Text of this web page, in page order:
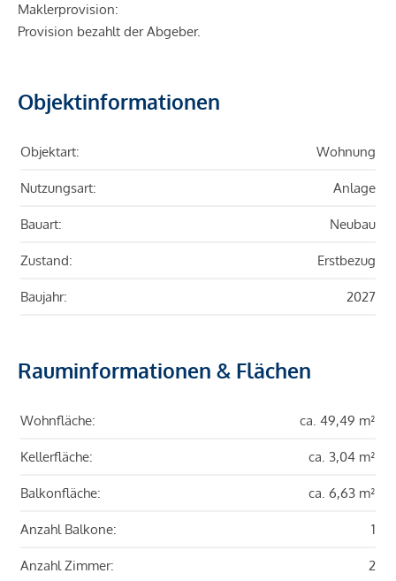
Maklerprovision:
Provision bezahlt der Abgeber.
Objektinformationen
Objektart: Wohnung
Nutzungsart: Anlage
Bauart: Neubau
Zustand: Erstbezug
Baujahr: 2027
Rauminformationen & Flächen
Wohnfläche: ca. 49,49 m²
Kellerfläche: ca. 3,04 m²
Balkonfläche: ca. 6,63 m²
Anzahl Balkone: 1
Anzahl Zimmer: 2